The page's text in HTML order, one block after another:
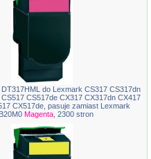
do Lexmark CS317 CS317dn
CS517de CX317 CX317dn CX417
CX517de, pasuje zamiast Lexmark
Magenta , 2300 stron